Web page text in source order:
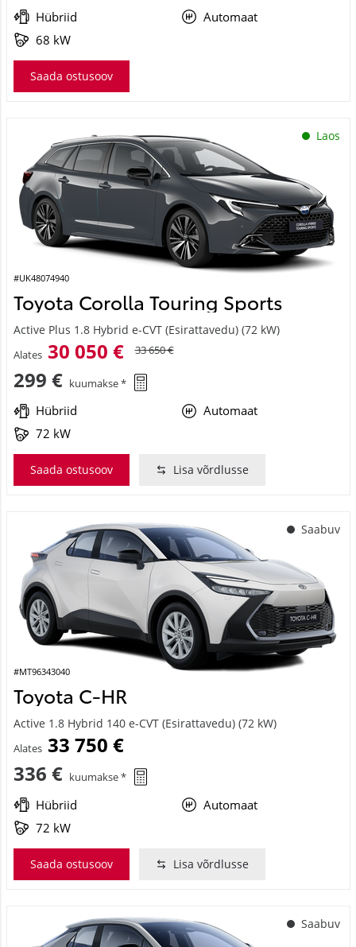
Hübriid
Automaat
68 kW
Saada ostusoov
Laos
#UK48074940
Toyota Corolla Touring Sports
Active Plus 1.8 Hybrid e-CVT (Esirattavedu) (72 kW)
Alates 30 050 € 33 650 €
299 € kuumakse *
Hübriid
Automaat
72 kW
Saada ostusoov Lisa võrdlusse
Saabuv
#MT96343040
Toyota C-HR
Active 1.8 Hybrid 140 e-CVT (Esirattavedu) (72 kW)
Alates 33 750 €
336 € kuumakse *
Hübriid
Automaat
72 kW
Saada ostusoov Lisa võrdlusse
Saabuv